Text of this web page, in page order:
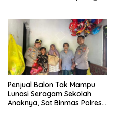
Penjual Balon Tak Mampu
Lunasi Seragam Sekolah
Anaknya, Sat Binmas Polres